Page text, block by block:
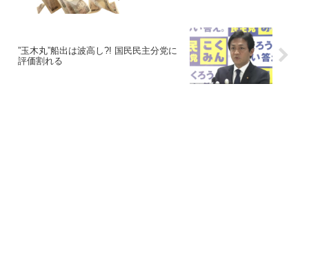
”玉木丸”船出は波高し?! 国民民主分党に
評価割れる